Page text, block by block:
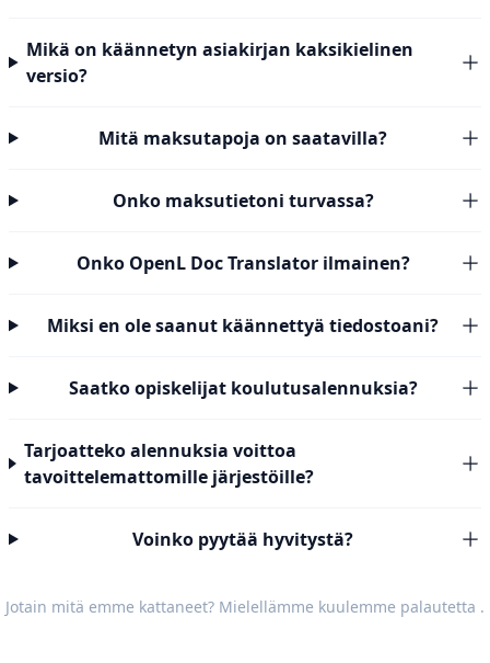
Mikä on käännetyn asiakirjan kaksikielinen
versio?
Mitä maksutapoja on saatavilla?
Onko maksutietoni turvassa?
Onko OpenL Doc Translator ilmainen?
Miksi en ole saanut käännettyä tiedostoani?
Saatko opiskelijat koulutusalennuksia?
Tarjoatteko alennuksia voittoa
tavoittelemattomille järjestöille?
Voinko pyytää hyvitystä?
Jotain mitä emme kattaneet? Mielellämme kuulemme palautetta .